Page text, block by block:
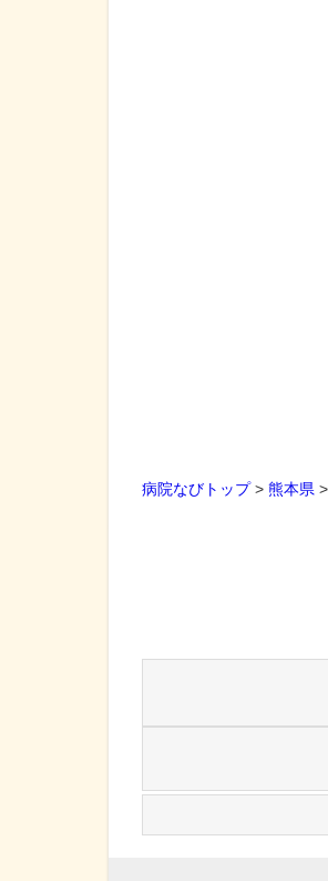
病院なびトップ> 熊本県 >